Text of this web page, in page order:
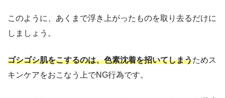
このように、あくまで浮き上がったものを取り去るだけに
しましょう。
ゴシゴシ肌をこするのは、色素沈着を招いてしまうためス
キンケアをおこなう上でNG行為です。